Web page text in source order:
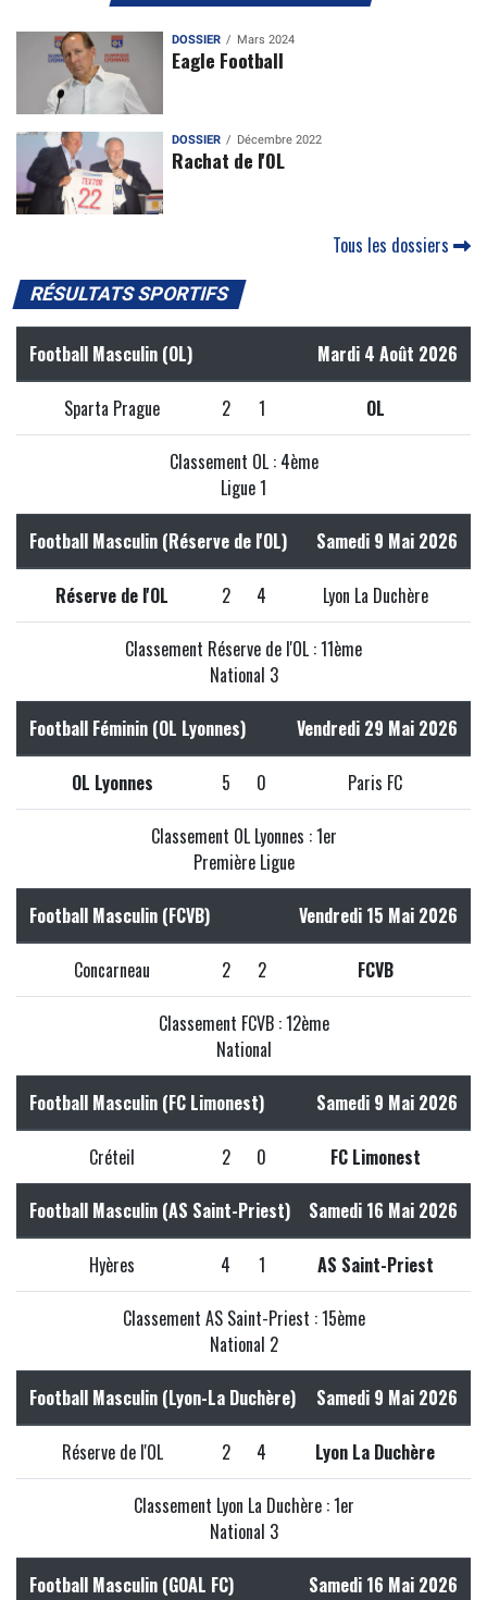
DOSSIER Mars 2024
Eagle Football
DOSSIER Décembre 2022
Rachat de l'OL
Tous les dossiers
RÉSULTATS SPORTIFS
Football Masculin (OL) Mardi 4 Août 2026
Sparta Prague 2 1 OL
Classement OL : 4ème
Ligue 1
Football Masculin (Réserve de l'OL) Samedi 9 Mai 2026
Réserve de l'OL 2 4 Lyon La Duchère
Classement Réserve de l'OL : 11ème
National 3
Football Féminin (OL Lyonnes) Vendredi 29 Mai 2026
OL Lyonnes 5 0 Paris FC
Classement OL Lyonnes : 1er
Première Ligue
Football Masculin (FCVB) Vendredi 15 Mai 2026
Concarneau 2 2 FCVB
Classement FCVB : 12ème
National
Football Masculin (FC Limonest) Samedi 9 Mai 2026
Créteil 2 0 FC Limonest
Football Masculin (AS Saint-Priest) Samedi 16 Mai 2026
Hyères 4 1 AS Saint-Priest
Classement AS Saint-Priest : 15ème
National 2
Football Masculin (Lyon-La Duchère) Samedi 9 Mai 2026
Réserve de l'OL 2 4 Lyon La Duchère
Classement Lyon La Duchère : 1er
National 3
Football Masculin (GOAL FC) Samedi 16 Mai 2026